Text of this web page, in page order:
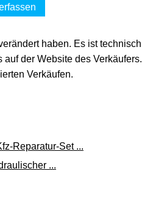
haben. Es ist technisch
der Website des Verkäufers.
Verkäufen.
Reparatur-Set ...
...